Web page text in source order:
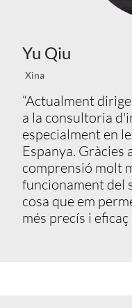
Yu Qiu
Xina
“Actualment
a la consultoria
especialment en
Espanya. Gràcies
comprensió molt
funcionament del
cosa que em
més precís i eficaç